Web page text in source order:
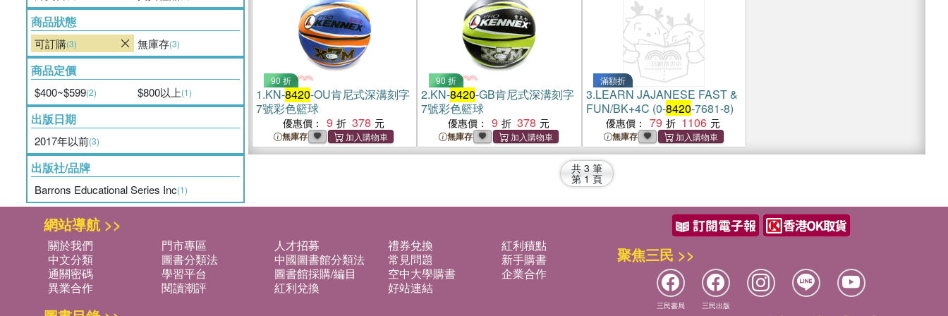
商品狀態
可訂購(3) 無庫存(3)
商品定價
$400~$599(2) $800以上(1)
出版日期
2017年以前(3)
出版社/品牌
Barrons Educational Series Inc(1)
90 折
1.KN-8420-OU肯尼式深溝刻字
7號彩色籃球
優惠價： 9 378
無庫存
90 折
2.KN-8420-GB肯尼式深溝刻字
7號彩色籃球
優惠價： 9 378
無庫存
滿額折
3.LEARN JAJANESE FAST &
FUN/BK+4C (0-8420-7681-8)
優惠價： 79 1106
無庫存
共 3 筆
第 1 頁
網站導航 >>
關於我們 門市專區 人才招募 禮券兌換
紅利積點
中文分類
圖書分類法 中國圖書館分類法 常見問題
新手購書
通關密碼
學習平台 圖書館採購/編目 空中大學購書
企業合作
異業合作
閱讀潮評 紅利兌換 好站連結
聚焦三民 >>
三民書局 三民出版